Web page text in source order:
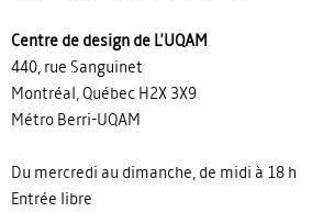
Centre de design de L'UQAM
440, rue Sanguinet
Montréal, Québec H2X 3X9
Métro Berri-UQAM
Du mercredi au dimanche, de midi à 18 h
Entrée libre